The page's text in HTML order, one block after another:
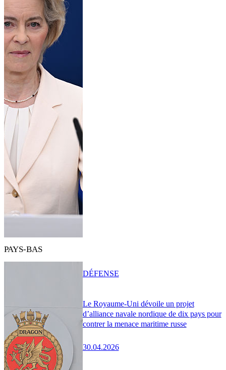
PAYS-BAS
Le Royaume-Uni dévoile un projet
d’alliance navale nordique de dix pays pour
contrer la menace maritime russe
30.04.2026
DÉFENSE